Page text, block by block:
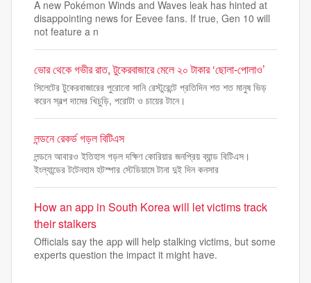
A new Pokémon Winds and Waves leak has hinted at
disappointing news for Eevee fans. If true, Gen 10 will
not feature a n
ভোর থেকে গভীর রাত, টুকেরবাজারে মেলে ২০ টাকার ‘ছোলা-পোলাও’
সিলেটের টুকেরবাজারের পুরোনো সানি রেস্টুরেন্টে প্রতিদিন শত শত মানুষ ভিড়
করেন স্বল্প দামের খিচুড়ি, পরোটা ও চায়ের টানে।
লন্ডনে রেকর্ড গড়ল বিটিএস
লন্ডনে আবারও ইতিহাস গড়ল দক্ষিণ কোরিয়ার জনপ্রিয় ব্যান্ড বিটিএস।
ইংল্যান্ডের টটেনহাম হটস্পার স্টেডিয়ামে টানা দুই দিন কনসার
How an app in South Korea will let victims track
their stalkers
Officials say the app will help stalking victims, but some
experts question the impact it might have.